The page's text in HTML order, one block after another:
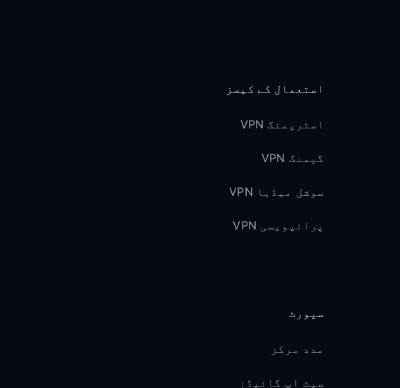
استعمال کے کیسز
اسٹریمنگ VPN
گیمنگ VPN
سوشل میڈیا VPN
پرائیویسی VPN
سپورٹ
مدد مرکز
سیٹ اپ گائیڈز